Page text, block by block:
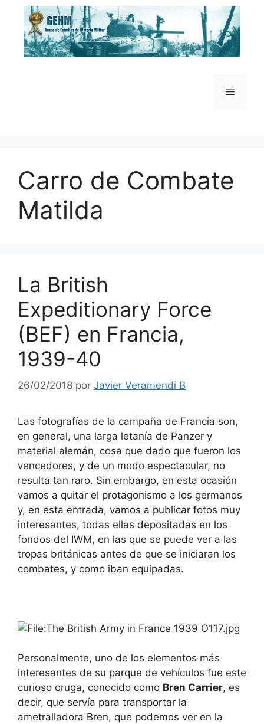
Saltar
contenido
Menú
Carro de Combate
Matilda
La British
Expeditionary Force
(BEF) en Francia,
1939-40
26/02/2018 por Javier Veramendi B
Las fotografías de la campaña de Francia son,
en general, una larga letanía de Panzer y
material alemán, cosa que dado que fueron los
vencedores, y de un modo espectacular, no
resulta tan raro. Sin embargo, en esta ocasión
vamos a quitar el protagonismo a los germanos
y, en esta entrada, vamos a publicar fotos muy
interesantes, todas ellas depositadas en los
fondos del IWM, en las que se puede ver a las
tropas británicas antes de que se iniciaran los
combates, y como iban equipadas.
Personalmente, uno de los elementos más
interesantes de su parque de vehículos fue este
curioso oruga, conocido como Bren Carrier, es
decir, que servía para transportar la
ametralladora Bren, que podemos ver en la